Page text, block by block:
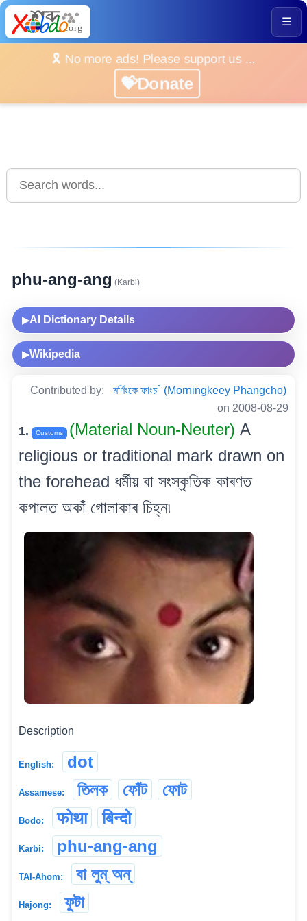
☰
🎗️ No more ads! Please support us ...
💝Donate
phu-ang-ang (Karbi)
▶AI Dictionary Details
▶Wikipedia
Contributed by:
মৰ্ণিংকে ফাংচ` (Morningkeey Phangcho)
on 2008-08-29
1. Customs (Material Noun-Neuter) A
religious or traditional mark drawn on
the forehead ধৰ্মীয় বা সংস্কৃতিক কাৰণত
কপালত অকাঁ গোলাকাৰ চিহ্ন৷
Description
English: dot
Assamese: তিলক ফোঁট ফোট
Bodo: फोथा बिन्दो
Karbi: phu-ang-ang
TAI-Ahom: বা লুম্ অন্
Hajong: ফুটা